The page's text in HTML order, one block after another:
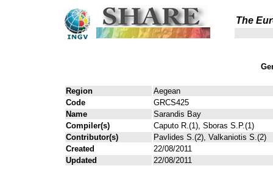
The
Region
Aegean
Code
GRCS425
Name
Sarandis Bay
Compiler(s)
Caputo R.(1), Sboras S.P.(1)
Contributor(s)
Pavlides S.(2), Valkaniotis S.(2)
Created
22/08/2011
Updated
22/08/2011